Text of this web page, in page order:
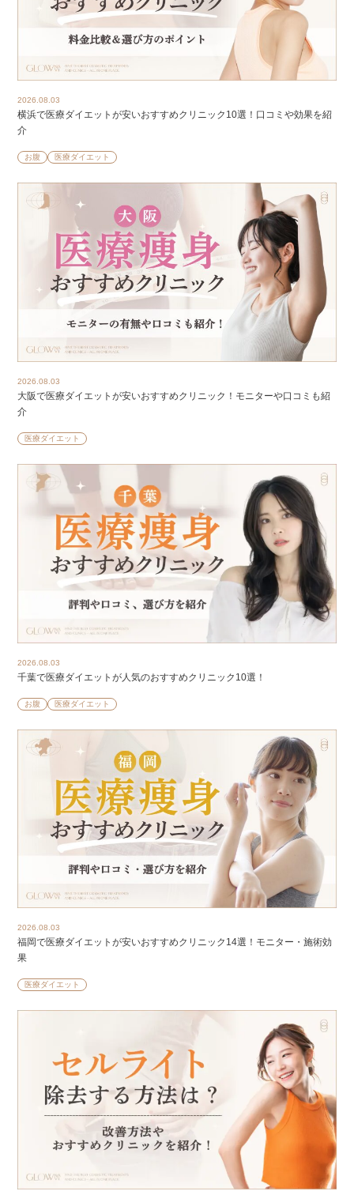
2026.08.03
横浜で医療ダイエットが安いおすすめクリニック10選！口コミや効果を紹
介
お腹 医療ダイエット
2026.08.03
大阪で医療ダイエットが安いおすすめクリニック！モニターや口コミも紹
介
医療ダイエット
2026.08.03
千葉で医療ダイエットが人気のおすすめクリニック10選！
お腹 医療ダイエット
2026.08.03
福岡で医療ダイエットが安いおすすめクリニック14選！モニター・施術効
果
医療ダイエット